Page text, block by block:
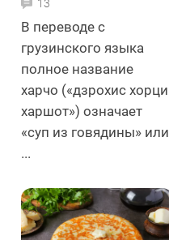
13
В переводе с
грузинского языка
полное название
харчо («дзрохис хорци
харшот») означает
«суп из говядины» или
...